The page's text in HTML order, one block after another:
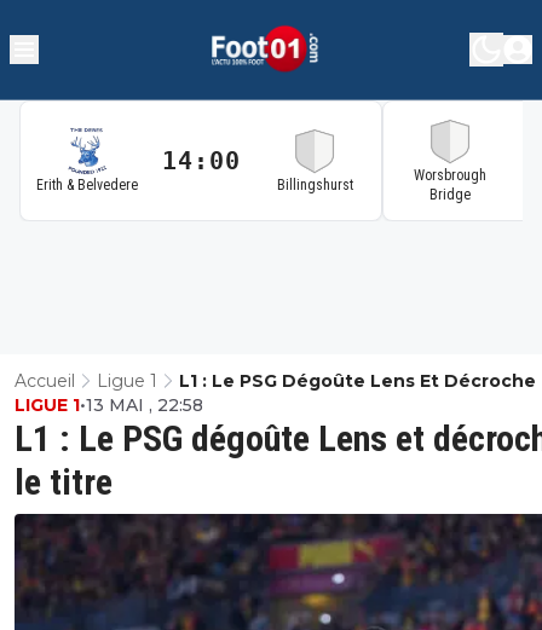
Erith & Belvedere
14:00
Billingshurst
Worsbrough
Bridge
Accueil Ligue 1
L1 : Le PSG Dégoûte Lens Et Décroche
Titre
L1 : Le PSG dégoûte Lens et
le titre
LIGUE 1•13 MAI , 22:58